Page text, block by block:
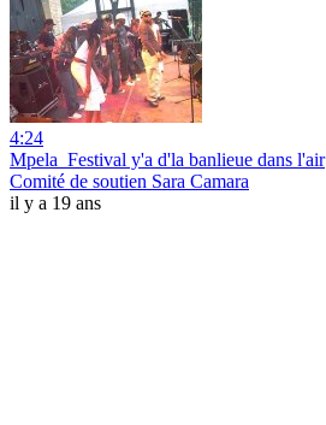
4:24
Mpela_Festival y'a d'la banlieue dans l'air
Comité de soutien Sara Camara
il y a 19 ans